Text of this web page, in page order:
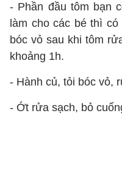
- Phần đầu tôm bạn
làm cho các bé thì
bóc vỏ sau khi tôm
khoảng 1h.
- Hành củ, tỏi bóc vỏ,
- Ớt rửa sạch, bỏ